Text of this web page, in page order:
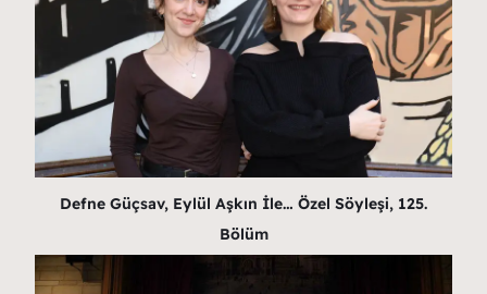
Defne Güçsav, Eylül Aşkın İle… Özel Söyleşi, 125.
Bölüm